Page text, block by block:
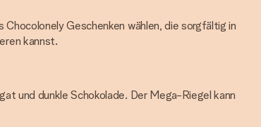
Geschenken wählen, die sorgfältig in
kannst.
und dunkle Schokolade. Der Mega-Riegel kann